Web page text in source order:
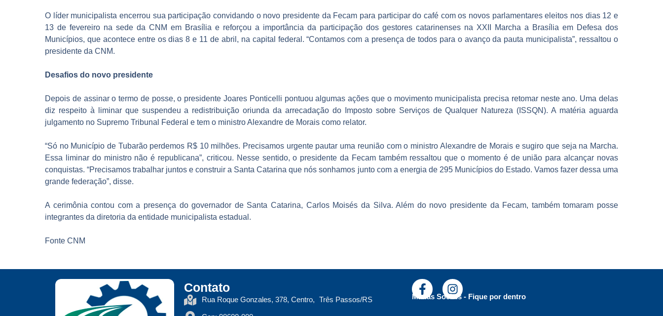
O líder municipalista encerrou sua participação convidando o novo presidente da Fecam para participar do café com os novos parlamentares eleitos nos dias 12 e
13 de fevereiro na sede da CNM em Brasília e reforçou a importância da participação dos gestores catarinenses na XXII Marcha a Brasília em Defesa dos
Municípios, que acontece entre os dias 8 e 11 de abril, na capital federal. “Contamos com a presença de todos para o avanço da pauta municipalista”, ressaltou o
presidente da CNM.
Desafios do novo presidente
Depois de assinar o termo de posse, o presidente Joares Ponticelli pontuou algumas ações que o movimento municipalista precisa retomar neste ano. Uma delas
diz respeito à liminar que suspendeu a redistribuição oriunda da arrecadação do Imposto sobre Serviços de Qualquer Natureza (ISSQN). A matéria aguarda
julgamento no Supremo Tribunal Federal e tem o ministro Alexandre de Morais como relator.
“Só no Município de Tubarão perdemos R$ 10 milhões. Precisamos urgente pautar uma reunião com o ministro Alexandre de Morais e sugiro que seja na Marcha.
Essa liminar do ministro não é republicana”, criticou. Nesse sentido, o presidente da Fecam também ressaltou que o momento é de união para alcançar novas
conquistas. “Precisamos trabalhar juntos e construir a Santa Catarina que nós sonhamos junto com a energia de 295 Municípios do Estado. Vamos fazer dessa uma
grande federação”, disse.
A cerimônia contou com a presença do governador de Santa Catarina, Carlos Moisés da Silva. Além do novo presidente da Fecam, também tomaram posse
integrantes da diretoria da entidade municipalista estadual.
Fonte CNM
Contato
Rua Roque Gonzales, 378, Centro, Três Passos/RS Mídias Sociais - Fique por dentro